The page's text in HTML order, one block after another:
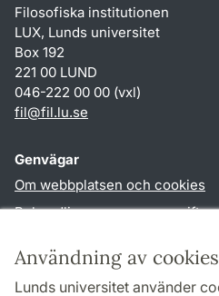
Användning av cookies
Lunds universitet använder
Filosofiska institutionen
LUX, Lunds universitet
Box 192
221 00 LUND
046-222 00 00 (vxl)
fil@fil.lu.se
Genvägar
Om webbplatsen och cookies
Behandling av personuppgifter
TYPO3-login